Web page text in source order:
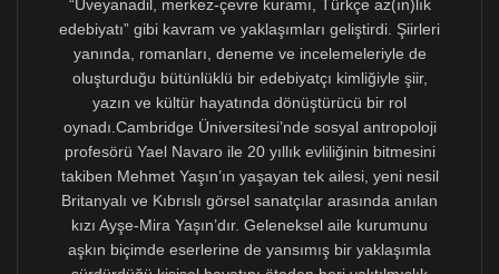
gösteri yapıldı”, “AB makamlarına Türkçeyi tanımaları
için mektup yazıldı,” vb. başlıklı haberler çözüm
üretmekten çok siyasi propaganda izlenimi veriyor.
Hiçbir şey yapılmadan “Türkçe için bir şey yapıldığı”
yönünde kanaat yaratmaya dönük Brüksel’de çekilmiş
fotoğrafların muhatabının AB değil, ama Türkiye ve
Kıbrıslıtürk kamuoyu olduğu hissediliyor. Halbuki
Türkçeye yer açılması maksadıyla kısa sürede
atılabilecek adımlar için somut ve pratik öneriler
hazırlanıp Kıbrıs Cumhuriyeti’ne sunulması en öncelikli,
en mantıklı ve en sonuç alıcı yoldur.